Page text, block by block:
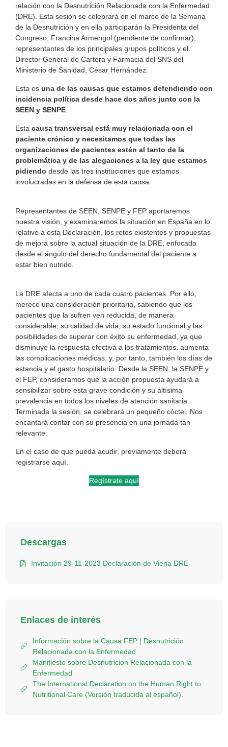
relación con la Desnutrición Relacionada con la Enfermedad
(DRE). Esta sesión se celebrará en el marco de la Semana
de la Desnutrición y en ella participarán la Presidenta del
Congreso, Francina Armengol (pendiente de confirmar),
representantes de los principales grupos políticos y el
Director General de Cartera y Farmacia del SNS del
Ministerio de Sanidad, César Hernández.
Esta es una de las causas que estamos defendiendo con
incidencia política desde hace dos años junto con la
SEEN y SENPE
Esta causa transversal está muy relacionada con el
paciente crónico y necesitamos que todas las
organizaciones de pacientes estén al tanto de la
problemática y de las alegaciones a la ley que estamos
pidiendo desde las tres instituciones que estamos
involucradas en la defensa de esta causa.
Representantes de SEEN, SENPE y FEP aportaremos
nuestra visión, y examinaremos la situación en España en lo
relativo a esta Declaración, los retos existentes y propuestas
de mejora sobre la actual situación de la DRE, enfocada
desde el ángulo del derecho fundamental del paciente a
estar bien nutrido.
La DRE afecta a uno de cada cuatro pacientes. Por ello,
merece una consideración prioritaria, sabiendo que los
pacientes que la sufren ven reducida, de manera
considerable, su calidad de vida, su estado funcional y las
posibilidades de superar con éxito su enfermedad, ya que
disminuye la respuesta efectiva a los tratamientos, aumenta
las complicaciones médicas, y, por tanto, también los días de
estancia y el gasto hospitalario. Desde la SEEN, la SENPE y
el FEP, consideramos que la acción propuesta ayudará a
sensibilizar sobre esta grave condición y su altísima
prevalencia en todos los niveles de atención sanitaria.
Terminada la sesión, se celebrará un pequeño cóctel. Nos
encantará contar con su presencia en una jornada tan
relevante.
En el caso de que pueda acudir, previamente deberá
registrarse aquí.
Regístrate aquí
Descargas
Invitación 29-11-2023 Declaración de Viena DRE
Enlaces de interés
Información sobre la Causa FEP | Desnutrición
Relacionada con la Enfermedad
Manifiesto sobre Desnutrición Relacionada con la
Enfermedad
The International Declaration on the Human Right to
Nutritional Care (Versión traducida al español).